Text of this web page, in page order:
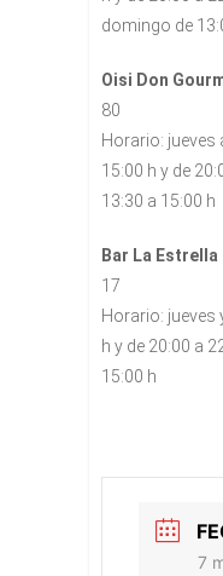
domingo de
Oisi Don
80
Horario: jueves
15:00 h y de
13:30 a 15:00 h
Bar La Estrella
17
Horario: jueves
h y de 20:00 a
15:00 h
7